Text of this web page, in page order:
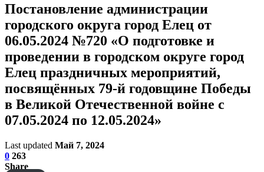
Постановление администрации
городского округа город Елец от
06.05.2024 №720 «О подготовке и
проведении в городском округе город
Елец праздничных мероприятий,
посвящённых 79-й годовщине Победы
в Великой Отечественной войне с
07.05.2024 по 12.05.2024»
Last updated Май 7, 2024
0 263
Share